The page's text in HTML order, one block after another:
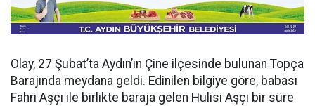
Olay, 27 Şubat’ta Aydın’ın Çine ilçesinde bulunan Topça
Barajında meydana geldi. Edinilen bilgiye göre, babası
Fahri Aşçı ile birlikte baraja gelen Hulisi Aşçı bir süre